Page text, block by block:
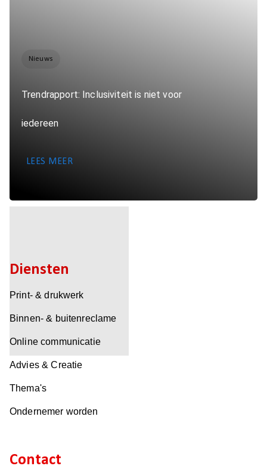
Nieuws
Trendrapport: Inclusiviteit is niet voor
iedereen
LEES MEER
Diensten
Print- & drukwerk
Binnen- & buitenreclame
Online communicatie
Advies & Creatie
Thema's
Ondernemer worden
Contact